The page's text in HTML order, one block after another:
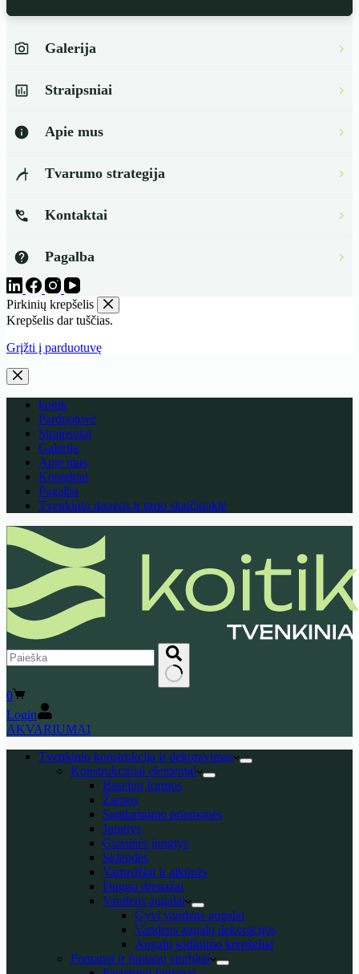
Galerija
Straipsniai
Apie mus
Tvarumo strategija
Kontaktai
Pagalba
Pirkinių krepšelis
Krepšelis dar tuščias.
Grįžti į parduotuvę
koitik
Parduotuvė
Straipsniai
Galerija
Apie mus
Kontaktai
Pagalba
Tvenkinio dangos ir tūrio skaičiuoklė
No
results
Shopping
cart
0
Login
AKVARIUMAI
Tvenkinio konstrukcija ir dekoravimas
Konstrukciniai elementai
Baseinų formos
Žarnos
Sandarinimo priemonės
Jungtys
Guminės jungtys
Sklendės
Vamzdžiai ir alkūnės
Dugno drenažai
Vandens augalai
Gyvi vandens augalai
Vandens augalų dekoracijos
Augalų sodinimo krepšeliai
Fontanai ir fontanų siurbliai